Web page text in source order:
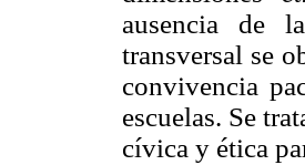
ausencia de
transversal se
convivencia
escuelas. Se
cívica y ética